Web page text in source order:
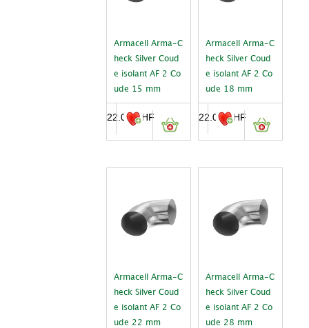
Armacell Arma-C
heck Silver Coud
e isolant AF 2 Co
ude 15 mm
22.05CHF
Armacell Arma-C
heck Silver Coud
e isolant AF 2 Co
ude 18 mm
22.05CHF
Armacell Arma-C
heck Silver Coud
e isolant AF 2 Co
ude 22 mm
Armacell Arma-C
heck Silver Coud
e isolant AF 2 Co
ude 28 mm